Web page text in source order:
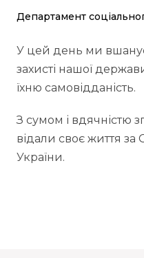
Департамент
У цей день ми
захисті нашої
їхню самовідданість.
З сумом і вдячністю
відали своє життя за
України.